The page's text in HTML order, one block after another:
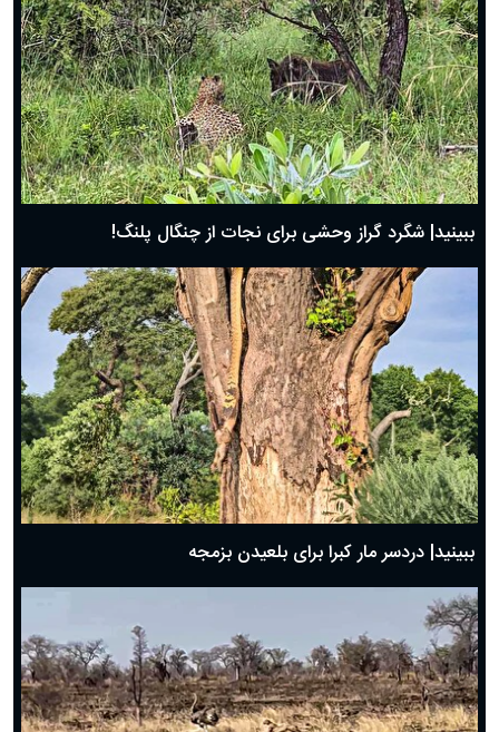
ببینید| شگرد گراز وحشی برای نجات از چنگال پلنگ!
ببینید| دردسر مار کبرا برای بلعیدن بزمجه